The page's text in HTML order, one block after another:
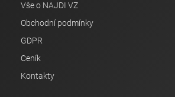
Vše o NAJDI VZ
Obchodní podmínky
GDPR
Ceník
Kontakty